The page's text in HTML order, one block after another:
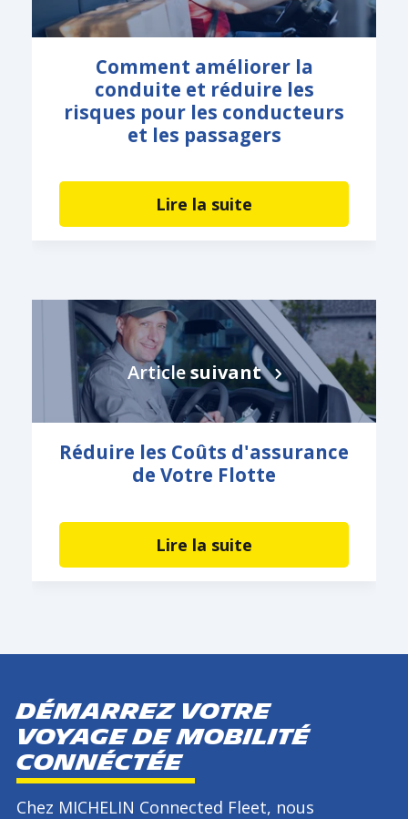
Comment améliorer la
conduite et réduire les
risques pour les conducteurs
et les passagers
Lire la suite
Articlesuivant
Réduire les Coûts d'assurance
de Votre Flotte
Lire la suite
DÉMARREZ VOTRE
voyage de mobilité
connéctée
Chez MICHELIN Connected Fleet, nous